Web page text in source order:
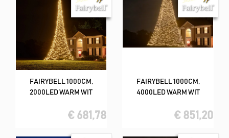
FAIRYBELL 1000CM,
2000LED WARM WIT
€ 681,78
FAIRYBELL 1000CM,
4000LED WARM WIT
€ 851,20